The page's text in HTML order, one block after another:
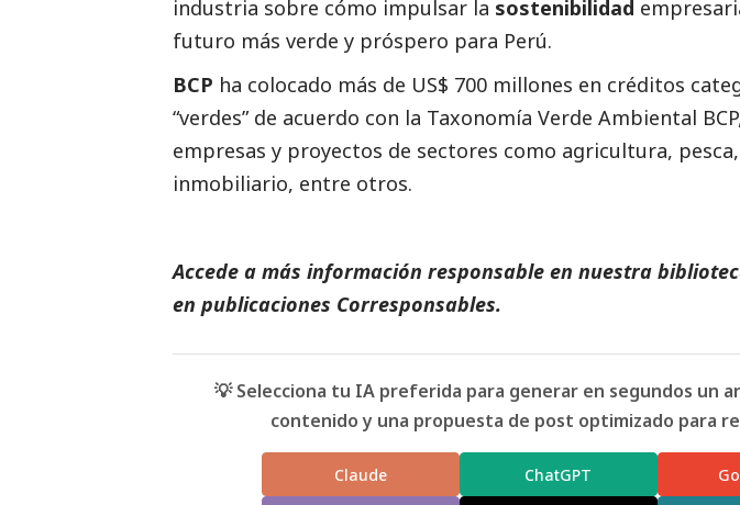
industria sobre cómo impulsar la sostenibilidad
futuro más verde y próspero para Perú.
BCP ha colocado más de US$ 700 millones en créditos
“verdes” de acuerdo con la Taxonomía Verde Ambiental
empresas y proyectos de sectores como agricultura,
inmobiliario, entre otros.
Accede a más información responsable en nuestra
en publicaciones Corresponsables.
💡 Selecciona tu IA preferida para generar en segundos un
contenido y una propuesta de post optimizado para
Claude ChatGPT